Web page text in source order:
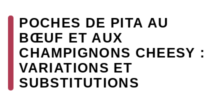
POCHES DE PITA AU
BŒUF ET AUX
CHAMPIGNONS CHEESY :
VARIATIONS ET
SUBSTITUTIONS